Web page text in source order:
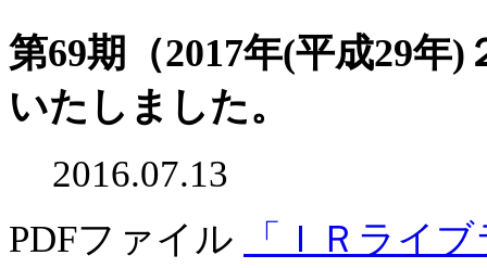
第69期（2017年(平成29年
いたしました。
2016.07.13
PDFファイル
「ＩＲライ